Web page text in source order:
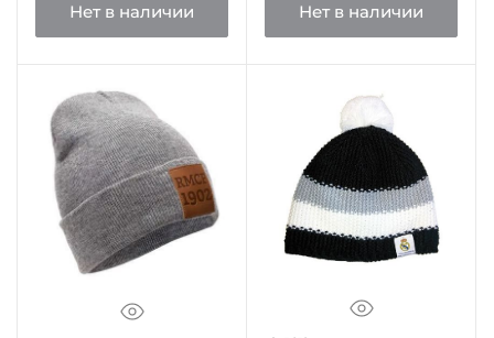
Нет в наличии
Нет в наличии